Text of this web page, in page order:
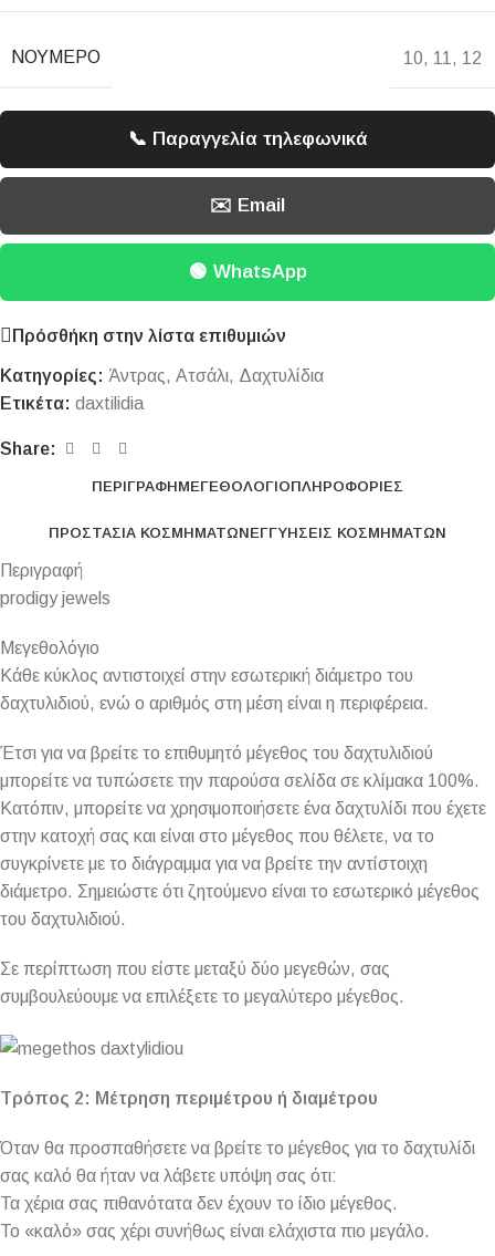
ΝΟΎΜΕΡΟ 10, 11 , 12
📞 Παραγγελία τηλεφωνικά
✉️ Email
🟢 WhatsApp
Πρόσθήκη στην λίστα επιθυμιών
Κατηγορίες: Άντρας, Ατσάλι, Δαχτυλίδια
Ετικέτα: daxtilidia
Share:
ΠΕΡΙΓΡΑΦΉΜΕΓΕΘΟΛΌΓΙΟΠΛΗΡΟΦΟΡΊΕΣ
ΠΡΟΣΤΑΣΊΑ ΚΟΣΜΗΜΆΤΩΝΕΓΓΥΉΣΕΙΣ ΚΟΣΜΗΜΆΤΩΝ
Περιγραφή
prodigy jewels
Μεγεθολόγιο
Κάθε κύκλος αντιστοιχεί στην εσωτερική διάμετρο του
δαχτυλιδιού, ενώ ο αριθμός στη μέση είναι η περιφέρεια.
Έτσι για να βρείτε το επιθυμητό μέγεθος του δαχτυλιδιού
μπορείτε να τυπώσετε την παρούσα σελίδα σε κλίμακα 100%.
Κατόπιν, μπορείτε να χρησιμοποιήσετε ένα δαχτυλίδι που έχετε
στην κατοχή σας και είναι στο μέγεθος που θέλετε, να το
συγκρίνετε με το διάγραμμα για να βρείτε την αντίστοιχη
διάμετρο. Σημειώστε ότι ζητούμενο είναι το εσωτερικό μέγεθος
του δαχτυλιδιού.
Σε περίπτωση που είστε μεταξύ δύο μεγεθών, σας
συμβουλεύουμε να επιλέξετε το μεγαλύτερο μέγεθος.
Τρόπος 2: Μέτρηση περιμέτρου ή διαμέτρου
Όταν θα προσπαθήσετε να βρείτε το μέγεθος για το δαχτυλίδι
σας καλό θα ήταν να λάβετε υπόψη σας ότι:
Τα χέρια σας πιθανότατα δεν έχουν το ίδιο μέγεθος.
Το «καλό» σας χέρι συνήθως είναι ελάχιστα πιο μεγάλο.